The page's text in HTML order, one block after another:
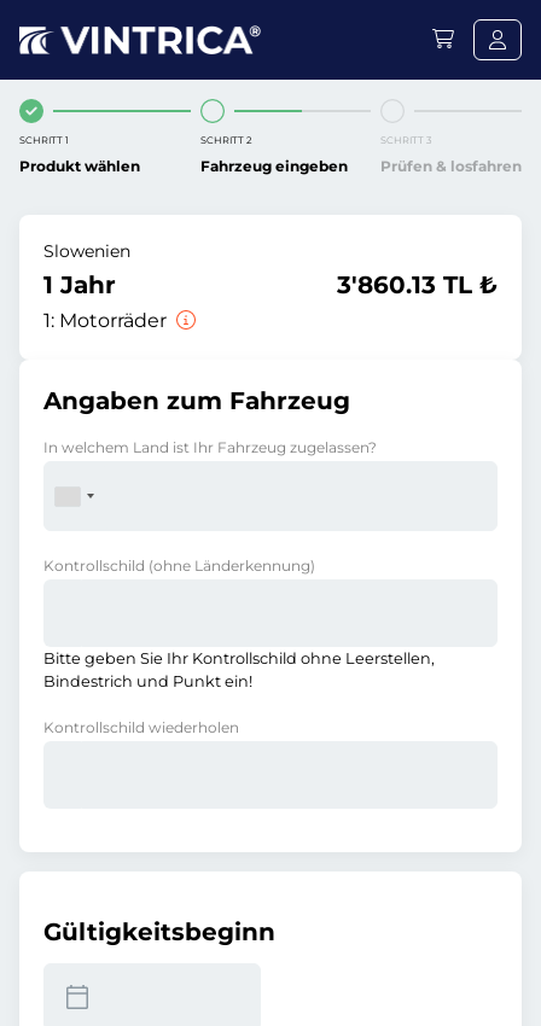
SCHRITT 1
Produkt wählen
SCHRITT 2
Fahrzeug eingeben
SCHRITT 3
Prüfen & losfahren
Slowenien
1 Jahr
1: Motorräder
3'860.13 TL ₺
Angaben zum Fahrzeug
In welchem Land ist Ihr Fahrzeug zugelassen?
Kontrollschild (ohne Länderkennung)
Bitte geben Sie Ihr Kontrollschild ohne Leerstellen,
Bindestrich und Punkt ein!
Kontrollschild wiederholen
Gültigkeitsbeginn